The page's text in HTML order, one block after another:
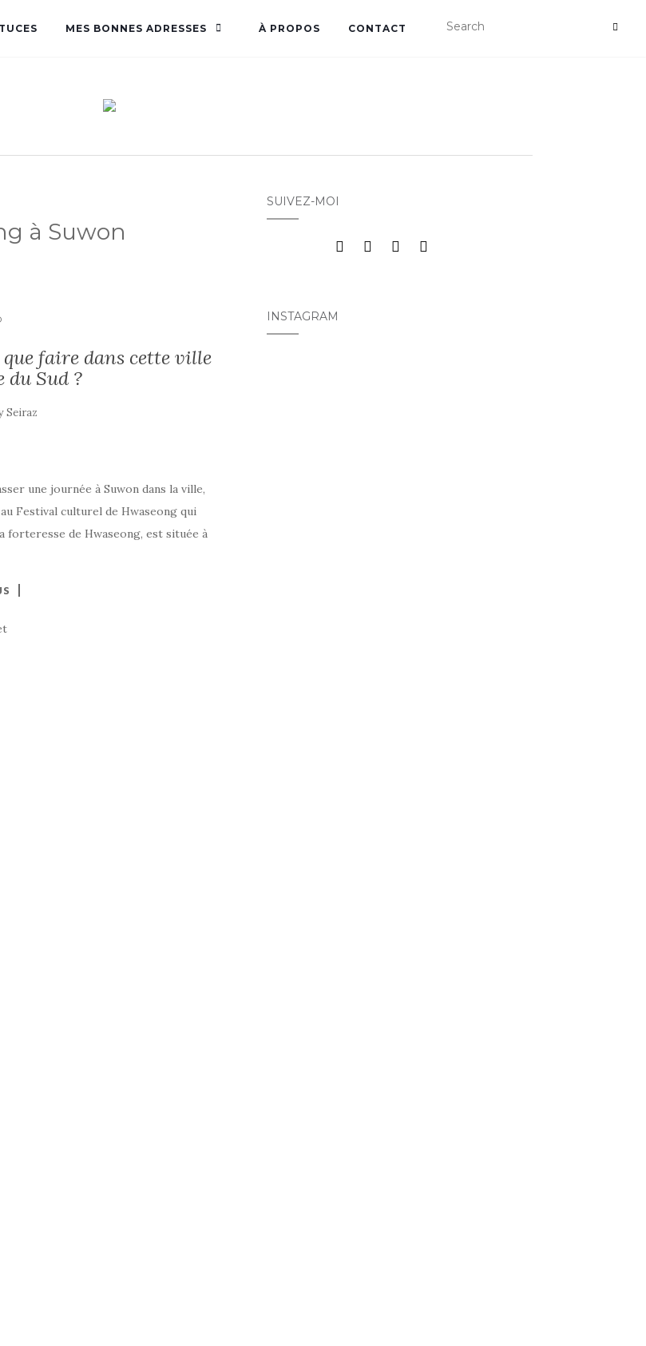
MES BONNES ADRESSES À PROPOS CONTACT
à Suwon
faire dans cette ville
du Sud ?
Seiraz
une journée à Suwon dans la ville,
Festival culturel de Hwaseong qui
forteresse de Hwaseong, est située à
SUIVEZ-MOI
INSTAGRAM